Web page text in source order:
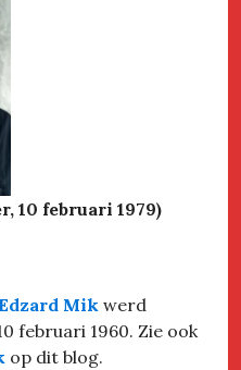
10 februari 1979)
Mik werd
februari 1960. Zie ook
op dit blog.